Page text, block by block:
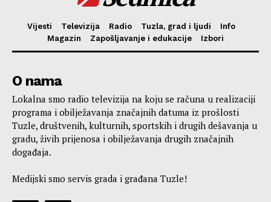
Vijesti Televizija Radio Tuzla, grad i ljudi
Info
Magazin
Zapošljavanje i edukacije Izbori
O nama
Lokalna smo radio televizija na koju se računa u realizaciji
programa i obilježavanja značajnih datuma iz prošlosti
Tuzle, društvenih, kulturnih, sportskih i drugih dešavanja u
gradu, živih prijenosa i obilježavanja drugih značajnih
događaja.
Medijski smo servis grada i građana Tuzle!